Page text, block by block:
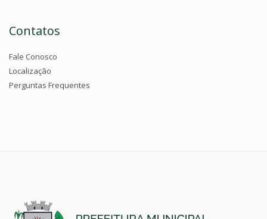
Contatos
Fale Conosco
Localização
Perguntas Frequentes